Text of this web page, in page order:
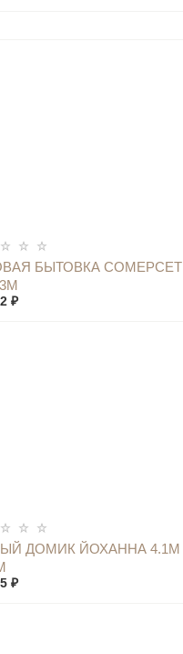
БЫТОВКА СОМЕРСЕТ
₽
КУПИТЬ
ДОМИК ЙОХАННА 4.1М
₽
КУПИТЬ